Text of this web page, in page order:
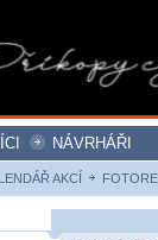
NÁVRHÁŘI
AKCÍ